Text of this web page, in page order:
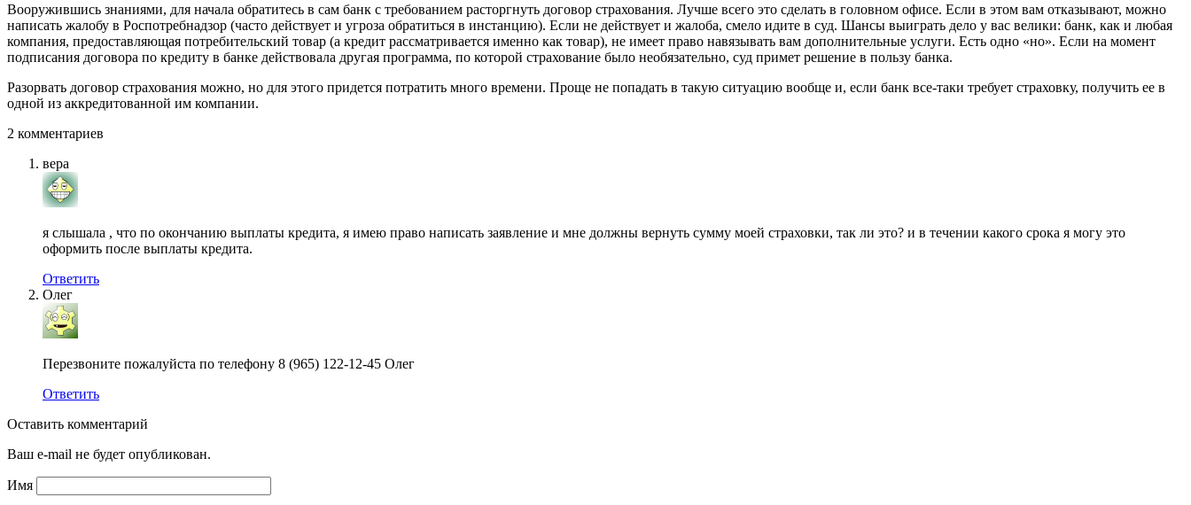
Вооружившись знаниями, для начала обратитесь в сам банк с требованием расторгнуть договор страхования. Лучше всего это сделать в головном офисе. Если в этом вам отказывают, можно
написать жалобу в Роспотребнадзор (часто действует и угроза обратиться в инстанцию). Если не действует и жалоба, смело идите в суд. Шансы выиграть дело у вас велики: банк, как и любая
компания, предоставляющая потребительский товар (а кредит рассматривается именно как товар), не имеет право навязывать вам дополнительные услуги. Есть одно «но». Если на момент
подписания договора по кредиту в банке действовала другая программа, по которой страхование было необязательно, суд примет решение в пользу банка.
Разорвать договор страхования можно, но для этого придется потратить много времени. Проще не попадать в такую ситуацию вообще и, если банк все-таки требует страховку, получить ее в
одной из аккредитованной им компании.
2 комментариев
вера
я слышала , что по окончанию выплаты кредита, я имею право написать заявление и мне должны вернуть сумму моей страховки, так ли это? и в течении какого срока я могу это
оформить после выплаты кредита.
Ответить
Олег
Перезвоните пожалуйста по телефону 8 (965) 122-12-45 Олег
Ответить
Оставить комментарий
Ваш e-mail не будет опубликован.
Имя